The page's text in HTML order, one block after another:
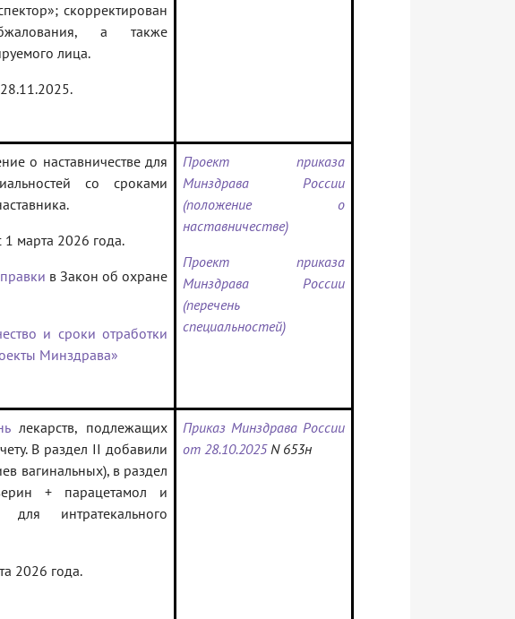
скорректирован
а также
лица.
о наставничестве для
со сроками
1 марта 2026 года.
в Закон об охране
и сроки отработки
Минздрава»
Проект приказа
Минздрава России
(положение о
наставничестве)
Проект приказа
Минздрава России
(перечень
специальностей)
лекарств, подлежащих
В раздел II добавили
вагинальных), в раздел
+ парацетамол и
интратекального
2026 года.
Приказ Минздрава России
от 28.10.2025N 653н